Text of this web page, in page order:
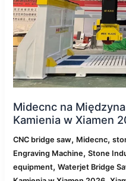
Midecnc na
Kamienia w Xiamen
CNC bridge saw, Midecnc,
Engraving Machine,Stone
equipment,Waterjet Bridge
2026